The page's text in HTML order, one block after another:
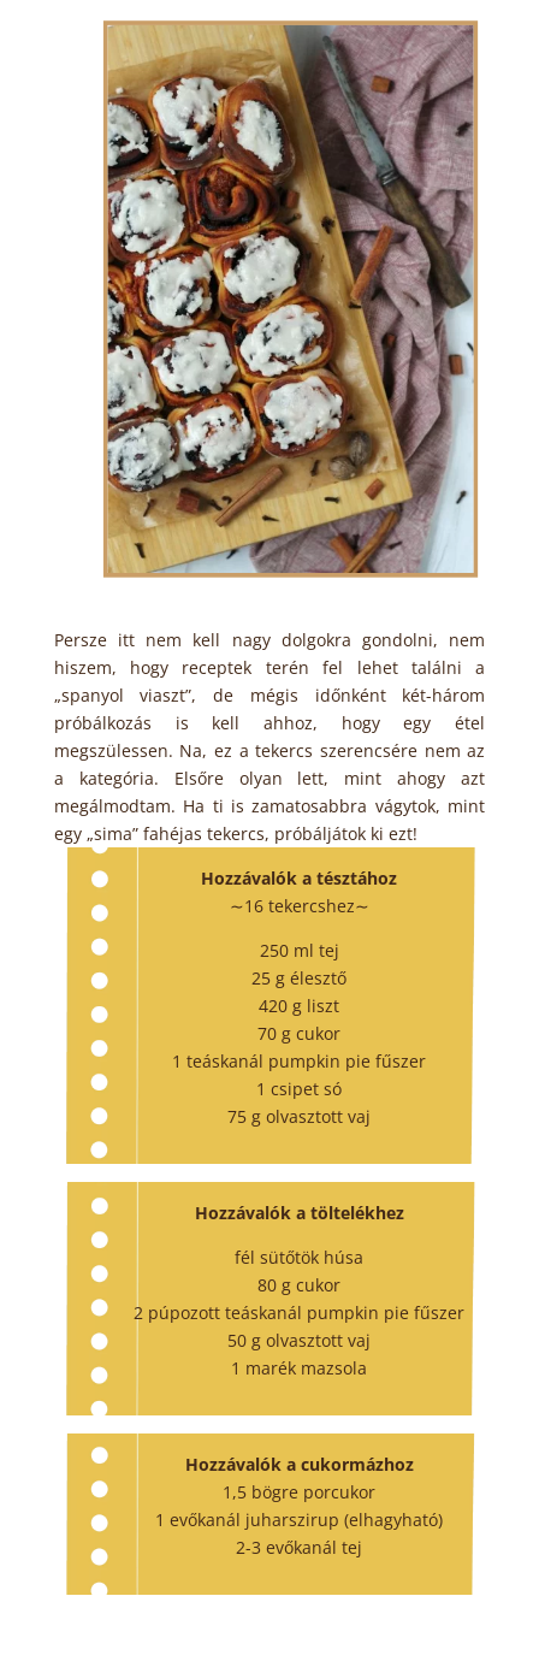
Persze itt nem kell nagy dolgokra gondolni, nem
hiszem, hogy receptek terén fel lehet találni a
„spanyol viaszt”, de mégis időnként két-három
próbálkozás is kell ahhoz, hogy egy étel
megszülessen. Na, ez a tekercs szerencsére nem az
a kategória. Elsőre olyan lett, mint ahogy azt
megálmodtam. Ha ti is zamatosabbra vágytok, mint
egy „sima” fahéjas tekercs, próbáljátok ki ezt!
Hozzávalók a tésztához
∼16 tekercshez∼
250 ml tej
25 g élesztő
420 g liszt
70 g cukor
1 teáskanál pumpkin piefűszer
1 csipet só
75 g olvasztott vaj
Hozzávalók a töltelékhez
fél sütőtök húsa
80 g cukor
2 púpozott teáskanál pumpkin piefűszer
50 g olvasztott vaj
1 marék mazsola
Hozzávalók a cukormázhoz
1,5 bögre porcukor
1 evőkanál juharszirup (elhagyható)
2-3 evőkanál tej